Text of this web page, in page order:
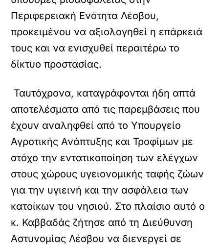
Περιφερειακή Ενότητα Λέσβου,
προκειμένου να αξιολογηθεί η επάρκειά
τους και να ενισχυθεί περαιτέρω το
δίκτυο προστασίας.
Ταυτόχρονα, καταγράφονται ήδη απτά
αποτελέσματα από τις παρεμβάσεις που
έχουν αναληφθεί από το Υπουργείο
Αγροτικής Ανάπτυξης και Τροφίμων με
στόχο την εντατικοποίηση των ελέγχων
στους χώρους υγειονομικής ταφής ζώων
για την υγιεινή και την ασφάλεια των
κατοίκων του νησιού. Στο πλαίσιο αυτό ο
κ. Καββαδάς ζήτησε από τη Διεύθυνση
Αστυνομίας Λέσβου να διενεργεί σε